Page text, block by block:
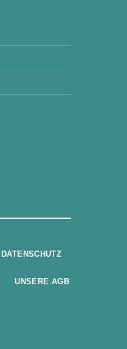
DATENSCHUTZ
UNSERE AGB